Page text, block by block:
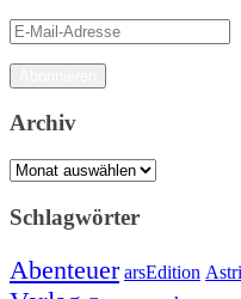
E-
Mail-
Adresse
Archiv
Archiv
Schlagwörter
Abenteuer arsEdition